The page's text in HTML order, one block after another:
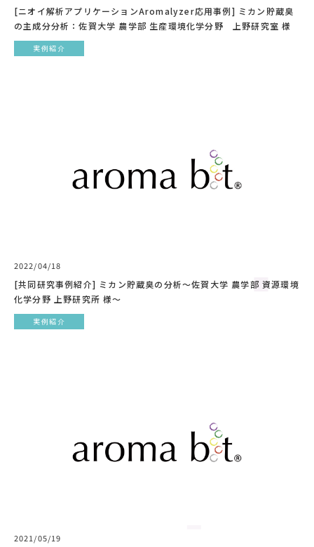
[ニオイ解析アプリケーションAromalyzer応用事例] ミカン貯蔵臭
の主成分分析：佐賀大学 農学部 生産環境化学分野 上野研究室 様
実例紹介
2022/04/18
[共同研究事例紹介] ミカン貯蔵臭の分析〜佐賀大学 農学部 資源環境
化学分野 上野研究所 様〜
実例紹介
2021/05/19